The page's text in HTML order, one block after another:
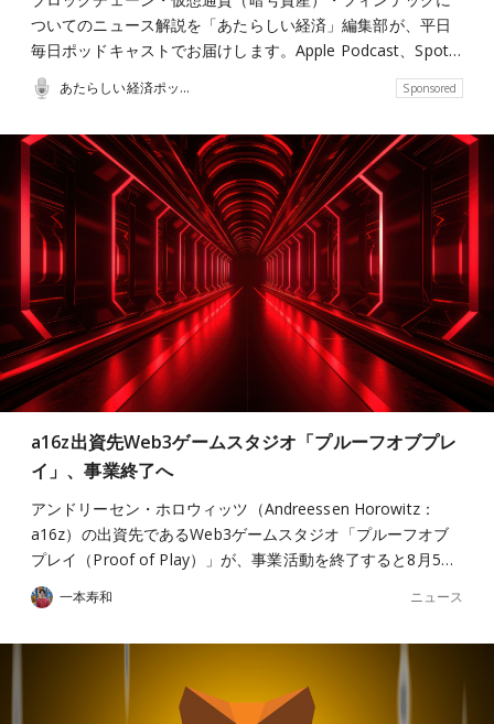
ついてのニュース解説を「あたらしい経済」編集部が、平日
毎日ポッドキャストでお届けします。Apple Podcast、Spot…
あたらしい経済ポッドキャスト Sponsored
a16z出資先Web3ゲームスタジオ「プルーフオブプレ
イ」、事業終了へ
アンドリーセン・ホロウィッツ（Andreessen Horowitz：
a16z）の出資先であるWeb3ゲームスタジオ「プルーフオブ
プレイ（Proof of Play）」が、事業活動を終了すると8月5…
一本寿和 ニュース